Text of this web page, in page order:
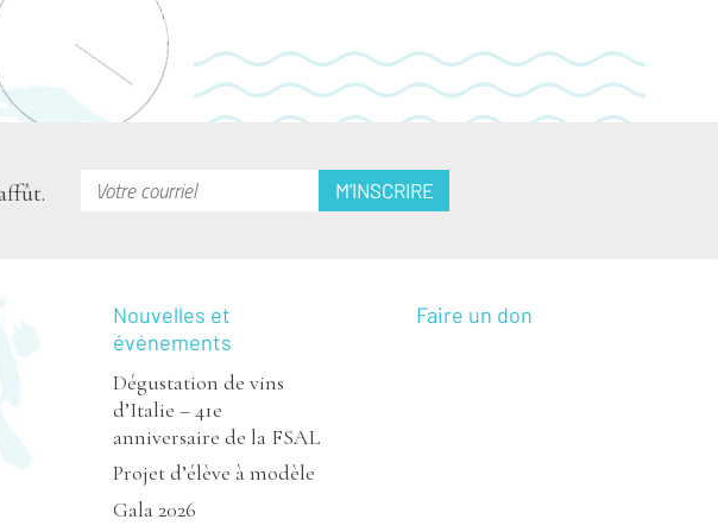
Nouvelles et
événements
Dégustation de vins
d’Italie – 41e
anniversaire de la FSAL
Projet d’élève à modèle
Gala 2026
Faire un don